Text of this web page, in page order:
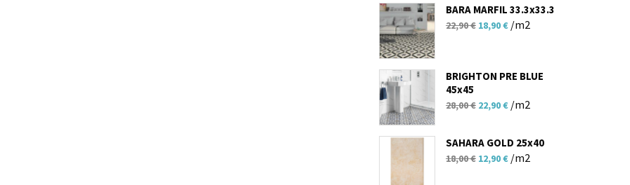
18,00 €.είναι:
10,90 €.
BARA MARFIL 33.3x33.3
22,90€ Original
22,90 €.
18,90€Η
είναι:
/m2
BRIGHTON PRE BLUE
45x45
28,00€ Original
was:
28,00 €.
22,90€Η
τιμή
είναι:
/m2
SAHARA GOLD 25x40
18,00€ Original
12,90€Η/m2